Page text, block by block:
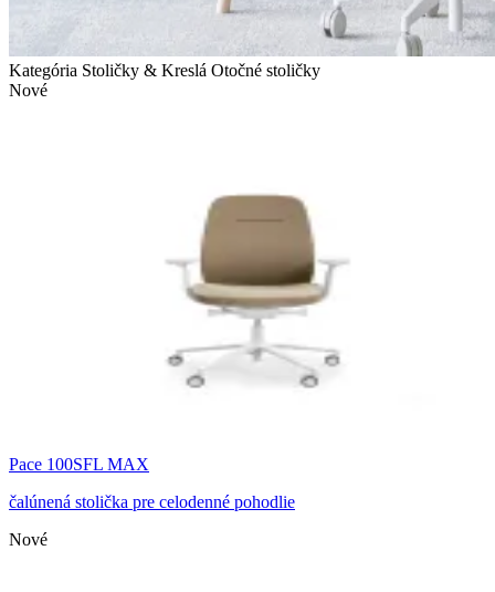
Kategória Stoličky & Kreslá Otočné stoličky
Nové
Pace 100SFL MAX
čalúnená stolička pre celodenné pohodlie
Nové